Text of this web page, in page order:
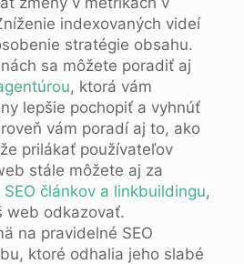
indexovaných videí
stratégie obsahu.
sa môžete poradiť aj
, ktorá vám
lepšie pochopiť a vyhnúť
vám poradí aj to, ako
prilákať používateľov
stále môžete aj za
článkov a linkbuildingu,
web odkazovať.
na pravidelné SEO
ktoré odhalia jeho slabé